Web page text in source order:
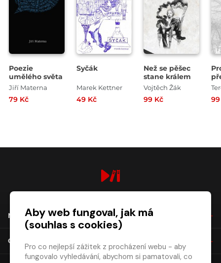
Poezie
umělého světa
Jiří Materna
79 Kč
Syčák
Marek Kettner
49 Kč
Než se pěšec
stane králem
Vojtěch Žák
99 Kč
NÁKUP
O SPOLEČNOSTI
Aby web fungoval, jak má
(souhlas s cookies)
Pro co nejlepší zážitek z procházení webu - aby
fungovalo vyhledávání, abychom si pamatovali, co